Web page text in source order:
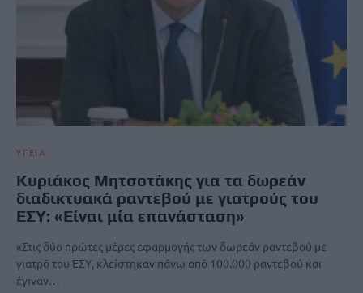
ΥΓΕΙΑ
Κυριάκος Μητσοτάκης για τα δωρεάν
διαδικτυακά ραντεβού με γιατρούς του
ΕΣΥ: «Είναι μία επανάσταση»
«Στις δύο πρώτες μέρες εφαρμογής των δωρεάν ραντεβού με
γιατρό του ΕΣΥ, κλείστηκαν πάνω από 100.000 ραντεβού και
έγιναν…